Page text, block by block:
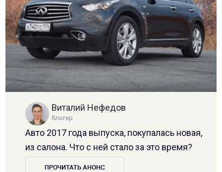
Виталий Нефедов
блогер
Авто 2017 года выпуска, покупалась новая,
из салона. Что с ней стало за это время?
ПРОЧИТАТЬ АНОНС